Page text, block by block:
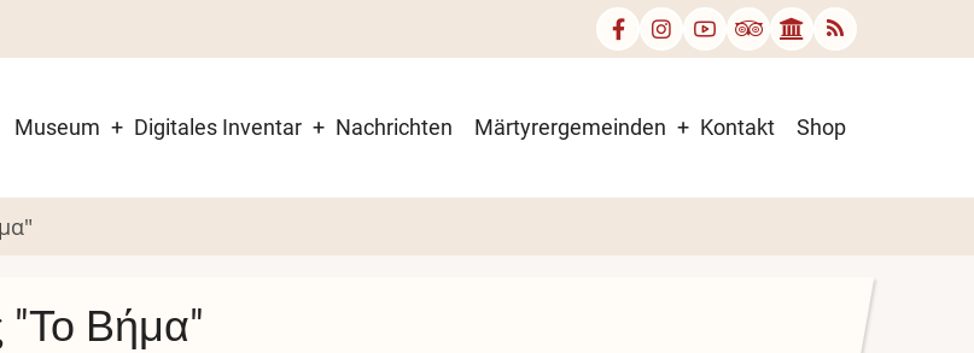
Museum Digitales Inventar Nachrichten Märtyrergemeinden Kontakt Shop
"Το Βήμα"